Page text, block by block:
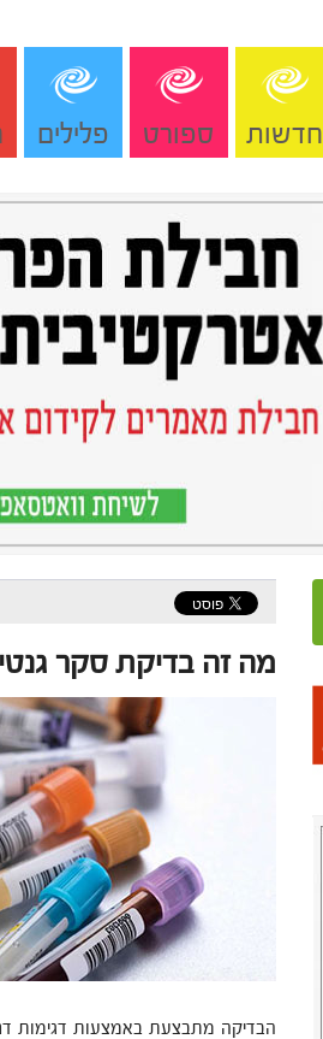
חדשות ספורט פלילים
מה זה בדיקת סקר
הבדיקה מתבצעת באמצעות דגימות